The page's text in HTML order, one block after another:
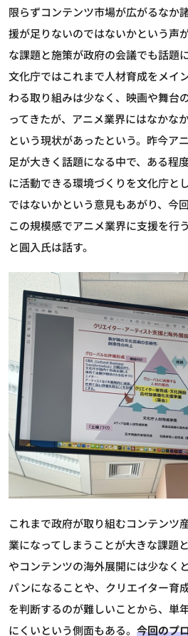
限らずコンテンツ市場が広がるなか
援が足りないのではないかという声
な課題と施策が政府の会議でも話題
文化庁ではこれまで人材育成をメイ
わる取り組みは少なく、映画や舞台
ってきたが、アニメ業界にはなかな
という現状があったという。昨今ア
足が大きく話題になる中で、ある程
に活動できる環境づくりを文化庁と
ではないかという意見もあがり、今
この規模感でアニメ業界に支援を行
と圓入氏は話す。
これまで政府が取り組むコンテンツ
業になってしまうことが大きな課題
やコンテンツの海外展開には少なく
パンになることや、クリエイター育
を判断するのが難しいことから、単
にくいという側面もある。 今回のプ